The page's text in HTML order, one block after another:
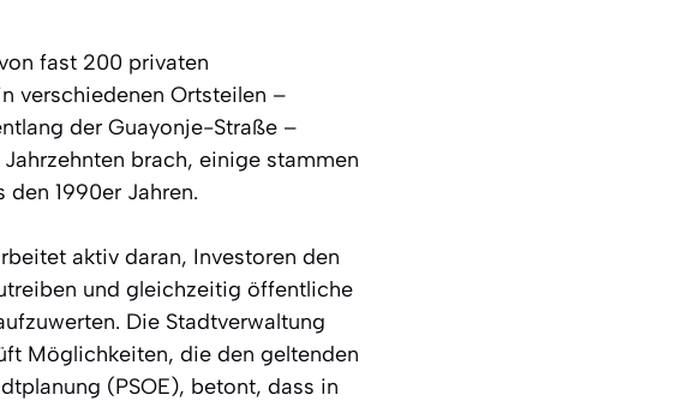
fast 200 privaten
verschiedenen Ortsteilen –
der Guayonje-Straße –
brach, einige stammen
1990er Jahren.
aktiv daran, Investoren den
und gleichzeitig öffentliche
Die Stadtverwaltung
Möglichkeiten, die den geltenden
(PSOE), betont, dass in